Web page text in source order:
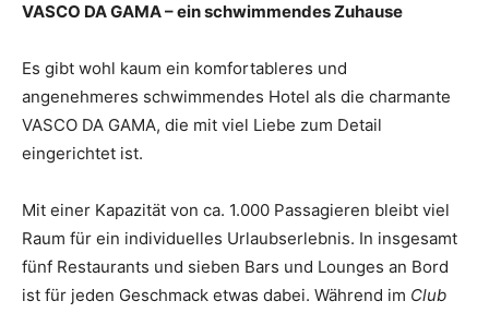
VASCO DA GAMA – ein schwimmendes Zuhause
Es gibt wohl kaum ein komfortableres und
angenehmeres schwimmendes Hotel als die charmante
VASCO DA GAMA, die mit viel Liebe zum Detail
eingerichtet ist.
Mit einer Kapazität von ca. 1.000 Passagieren bleibt viel
Raum für ein individuelles Urlaubserlebnis. In insgesamt
fünf Restaurants und sieben Bars und Lounges an Bord
ist für jeden Geschmack etwas dabei. Während im Club